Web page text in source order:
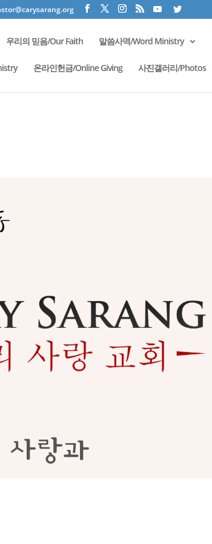
우리의 믿음/Our Faith 말씀사역/Word Ministry
온라인헌금/Online Giving 사진갤러리/Photos